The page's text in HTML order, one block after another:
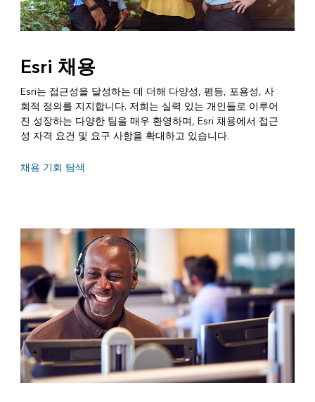
Esri 채용
Esri는 접근성을 달성하는 데 더해 다양성, 평등, 포용성, 사
회적 정의를 지지합니다. 저희는 실력 있는 개인들로 이루어
진 성장하는 다양한 팀을 매우 환영하며, Esri 채용에서 접근
성 자격 요건 및 요구 사항을 확대하고 있습니다.
채용 기회 탐색